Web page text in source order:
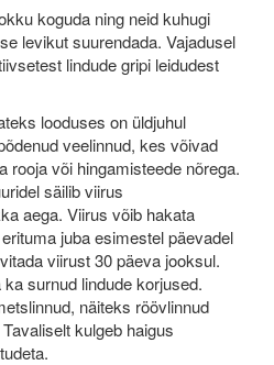
koguda ning neid kuhugi
levikut suurendada. Vajadusel
lindude gripi leidudest
looduses on üldjuhul
veelinnud, kes võivad
rooja või hingamisteede nõrega.
säilib viirus
aega. Viirus võib hakata
juba esimestel päevadel
viirust 30 päeva jooksul.
surnud lindude korjused.
näiteks röövlinnud
kulgeb haigus